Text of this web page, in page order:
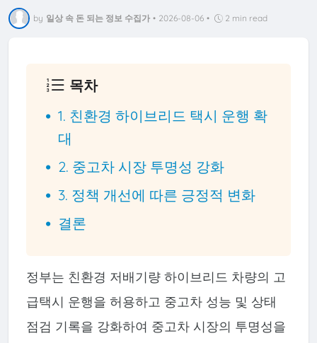
by 일상 속 돈 되는 정보 수집가 • 2026-08-06 • 2 min read
목차
1. 친환경 하이브리드 택시 운행 확
대
2. 중고차 시장 투명성 강화
3. 정책 개선에 따른 긍정적 변화
결론
정부는 친환경 저배기량 하이브리드 차량의 고
급택시 운행을 허용하고 중고차 성능 및 상태
점검 기록을 강화하여 중고차 시장의 투명성을